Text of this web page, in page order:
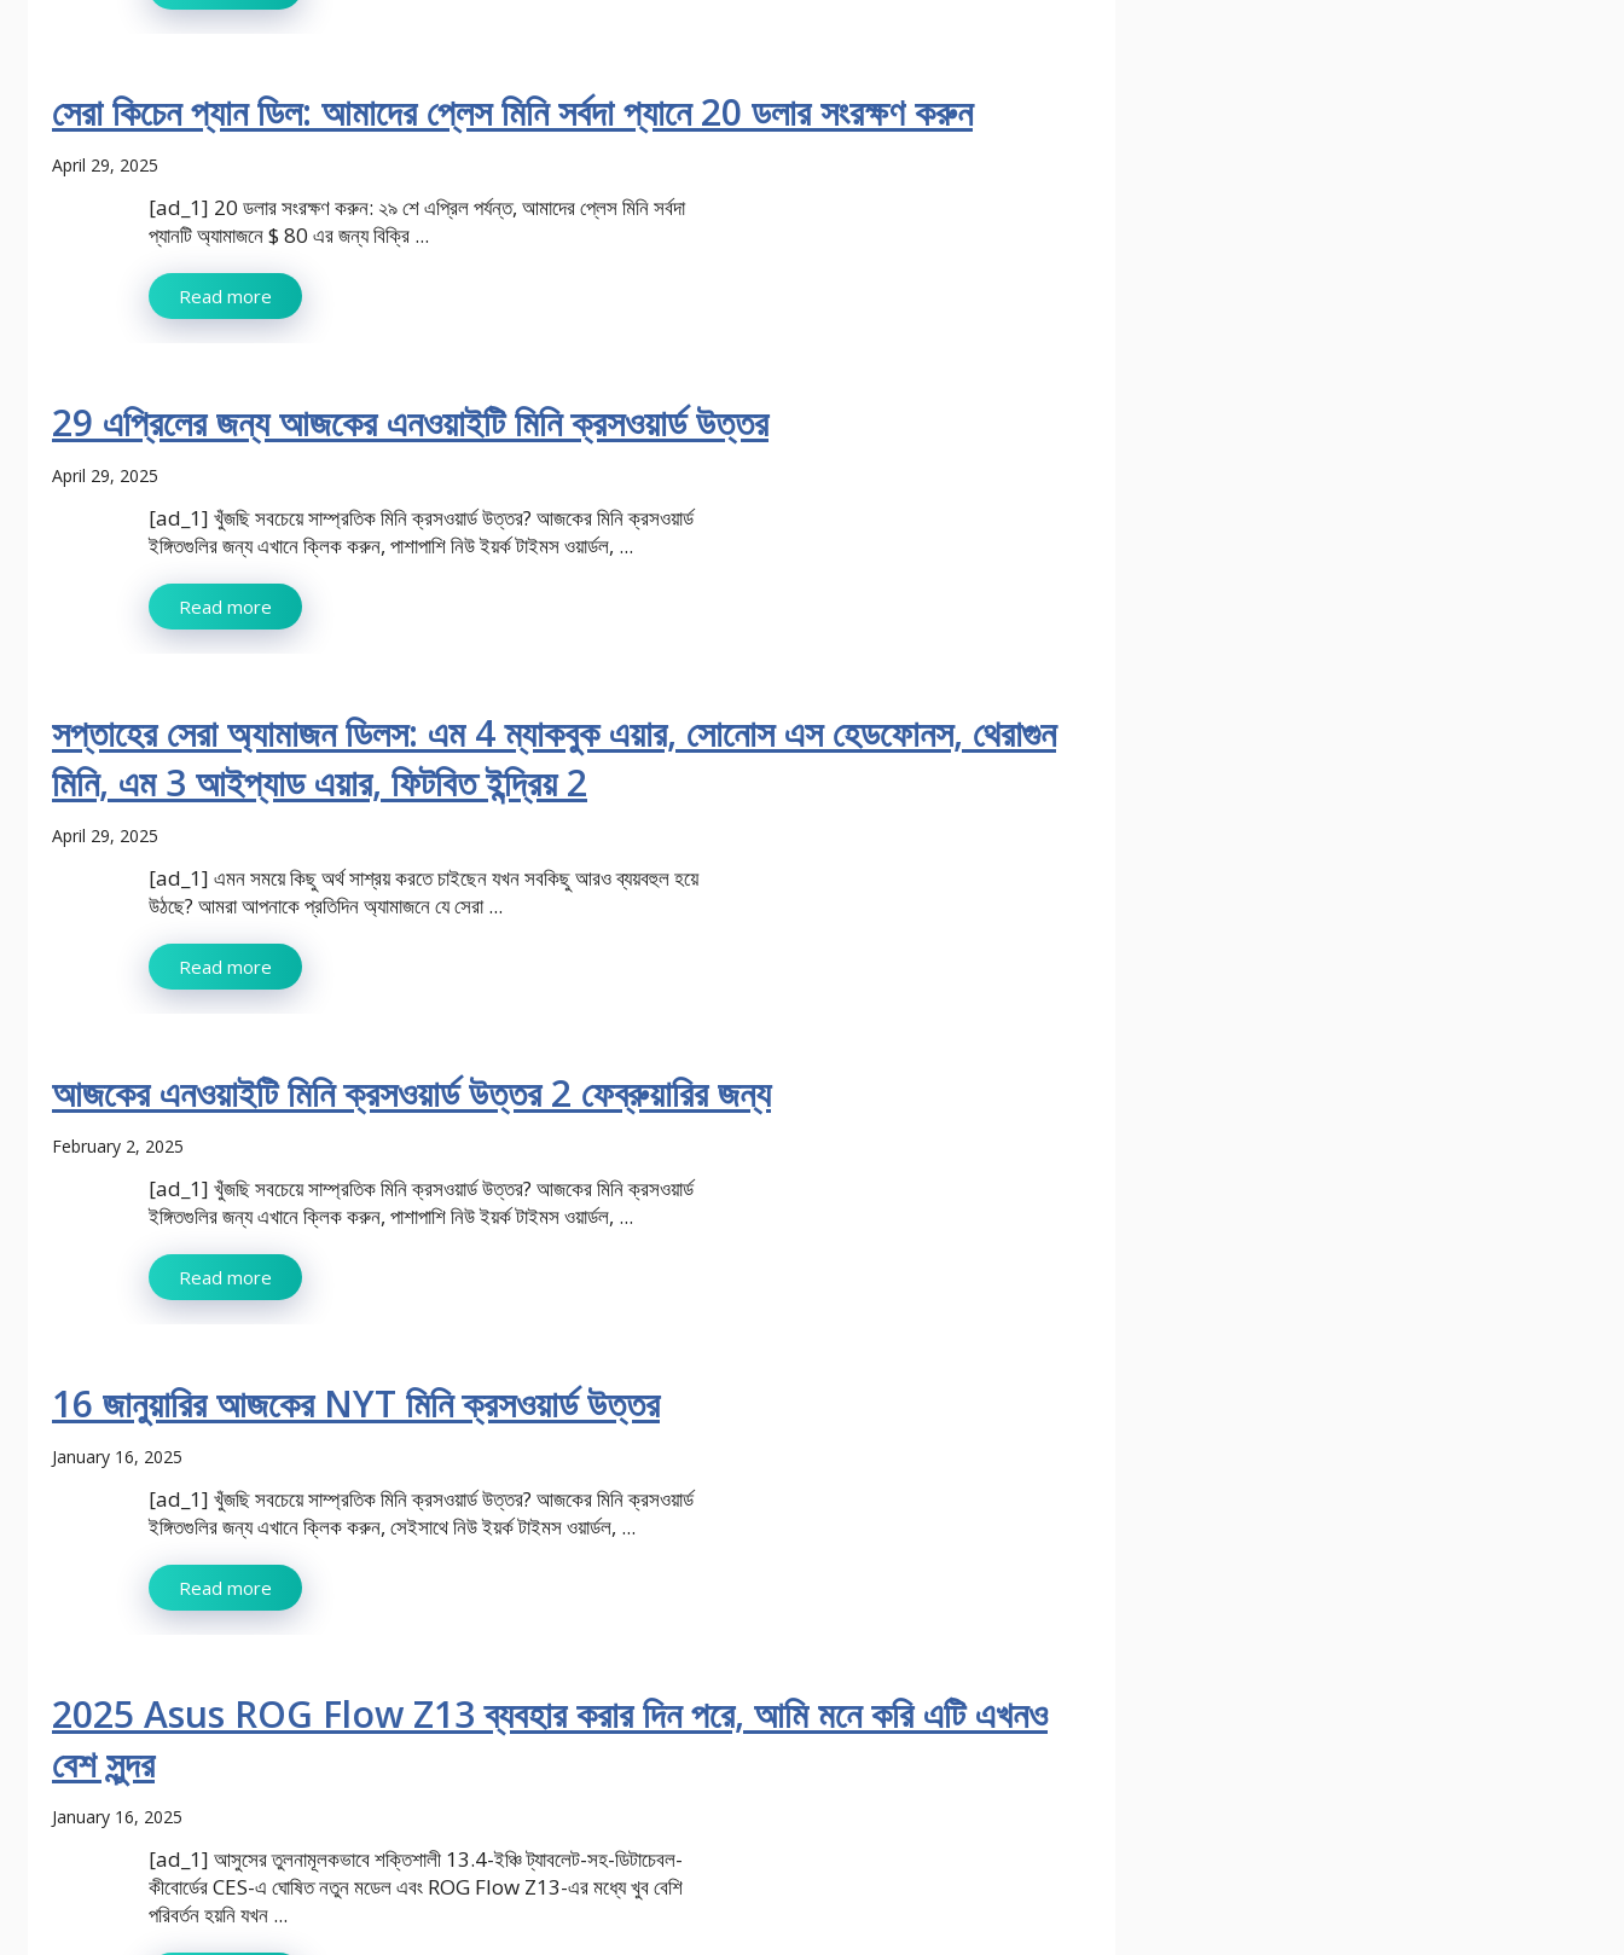
সেরা কিচেন প্যান ডিল: আমাদের প্লেস মিনি সর্বদা প্যানে 20 ডলার সংরক্ষণ করুন
April 29, 2025
[ad_1] 20 ডলার সংরক্ষণ করুন: ২৯ শে এপ্রিল পর্যন্ত, আমাদের প্লেস মিনি সর্বদা
প্যানটি অ্যামাজনে $ 80 এর জন্য বিক্রি ...
Read more
29 এপ্রিলের জন্য আজকের এনওয়াইটি মিনি ক্রসওয়ার্ড উত্তর
April 29, 2025
[ad_1] খুঁজছি সবচেয়ে সাম্প্রতিক মিনি ক্রসওয়ার্ড উত্তর? আজকের মিনি ক্রসওয়ার্ড
ইঙ্গিতগুলির জন্য এখানে ক্লিক করুন, পাশাপাশি নিউ ইয়র্ক টাইমস ওয়ার্ডল, ...
Read more
সপ্তাহের সেরা অ্যামাজন ডিলস: এম 4 ম্যাকবুক এয়ার, সোনোস এস হেডফোনস, থেরাগুন
মিনি, এম 3 আইপ্যাড এয়ার, ফিটবিত ইন্দ্রিয় 2
April 29, 2025
[ad_1] এমন সময়ে কিছু অর্থ সাশ্রয় করতে চাইছেন যখন সবকিছু আরও ব্যয়বহুল হয়ে
উঠছে? আমরা আপনাকে প্রতিদিন অ্যামাজনে যে সেরা ...
Read more
আজকের এনওয়াইটি মিনি ক্রসওয়ার্ড উত্তর 2 ফেব্রুয়ারির জন্য
February 2, 2025
[ad_1] খুঁজছি সবচেয়ে সাম্প্রতিক মিনি ক্রসওয়ার্ড উত্তর? আজকের মিনি ক্রসওয়ার্ড
ইঙ্গিতগুলির জন্য এখানে ক্লিক করুন, পাশাপাশি নিউ ইয়র্ক টাইমস ওয়ার্ডল, ...
Read more
16 জানুয়ারির আজকের NYT মিনি ক্রসওয়ার্ড উত্তর
January 16, 2025
[ad_1] খুঁজছি সবচেয়ে সাম্প্রতিক মিনি ক্রসওয়ার্ড উত্তর? আজকের মিনি ক্রসওয়ার্ড
ইঙ্গিতগুলির জন্য এখানে ক্লিক করুন, সেইসাথে নিউ ইয়র্ক টাইমস ওয়ার্ডল, ...
Read more
2025 Asus ROG Flow Z13 ব্যবহার করার দিন পরে, আমি মনে করি এটি এখনও
বেশ সুন্দর
January 16, 2025
[ad_1] আসুসের তুলনামূলকভাবে শক্তিশালী 13.4-ইঞ্চি ট্যাবলেট-সহ-ডিটাচেবল-
কীবোর্ডের CES-এ ঘোষিত নতুন মডেল এবং ROG Flow Z13-এর মধ্যে খুব বেশি
পরিবর্তন হয়নি যখন ...